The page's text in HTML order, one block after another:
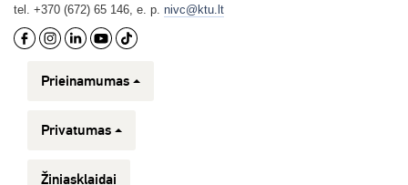
tel. +370 (672) 65 146, e. p. nivc@ktu.lt
Prieinamumas
Privatumas
Žiniasklaidai